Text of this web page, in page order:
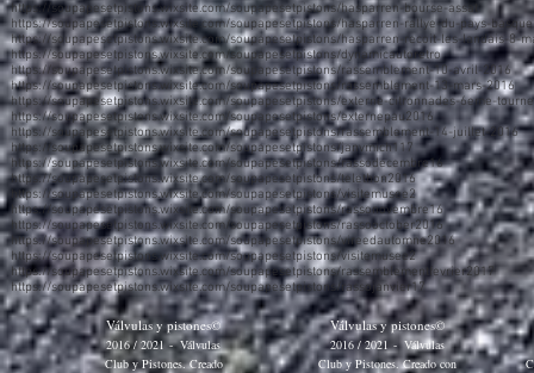
https://soupapesetpistons.wixsite.com/soupapesetpistons/hasparren-bourse-assat
https://soupapesetpistons.wixsite.com/soupapesetpistons/hasparren-rallye-du-pays-basque
https://soupapesetpistons.wixsite.com/soupapesetpistons/hasparren-recoit-les-landais-8-
https://soupapesetpistons.wixsite.com/soupapesetpistons/dynamicautoretro
https://soupapesetpistons.wixsite.com/soupapesetpistons/rassemblement-10-avril-2016
https://soupapesetpistons.wixsite.com/soupapesetpistons/rassemblement-13-mars-2016
https://soupapesetpistons.wixsite.com/soupapesetpistons/externe-citronnades-6eme-
https://soupapesetpistons.wixsite.com/soupapesetpistons/externepau2016
https://soupapesetpistons.wixsite.com/soupapesetpistons/rassemblement-14-juillet-2016
https://soupapesetpistons.wixsite.com/soupapesetpistons/janvmich117
https://soupapesetpistons.wixsite.com/soupapesetpistons/rassodecembre16
https://soupapesetpistons.wixsite.com/soupapesetpistons/telethon2016
https://soupapesetpistons.wixsite.com/soupapesetpistons/visitemusee2
https://soupapesetpistons.wixsite.com/soupapesetpistons/rassonovembre16
https://soupapesetpistons.wixsite.com/soupapesetpistons/rassooctober2016
https://soupapesetpistons.wixsite.com/soupapesetpistons/vireedautomne2016
https://soupapesetpistons.wixsite.com/soupapesetpistons/visitemusee2
https://soupapesetpistons.wixsite.com/soupapesetpistons/rassemblementfevrier2017
https://soupapesetpistons.wixsite.com/soupapesetpistons/rassojanvier17
Válvulas y pistones©
2016 / 2021 - Válvulas
Club y Pistones. Creado
Válvulas y pistones©
2016 / 2021 - Válvulas
Club y Pistones. Creado con